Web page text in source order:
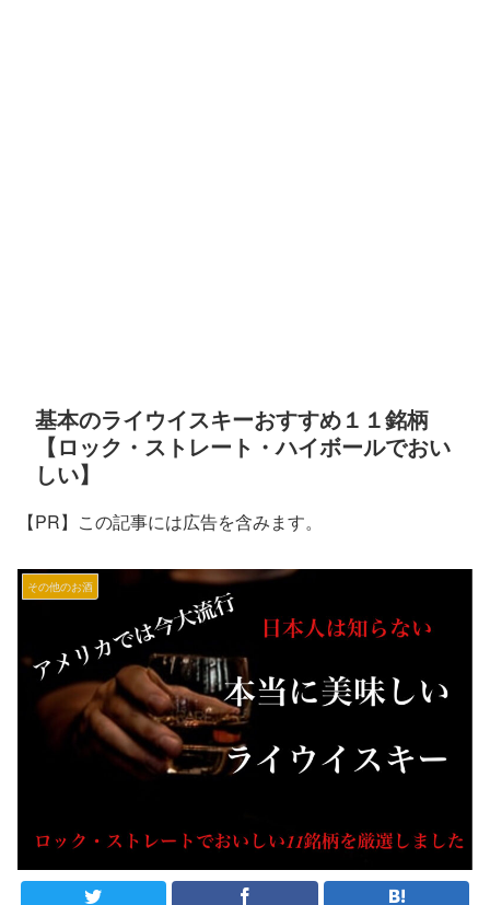
基本のライウイスキーおすすめ１１銘柄
【ロック・ストレート・ハイボールでおい
しい】
【PR】この記事には広告を含みます。
その他のお酒